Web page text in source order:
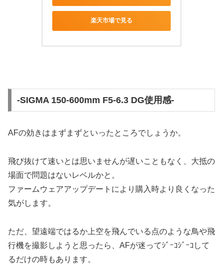
楽天市場で見る
-SIGMA 150-600mm F5-6.3 DG使用感-
AFの効きはまずまずといったところでしょうか。
飛び抜けて速いとは思いませんが遅いこともなく、大抵の
場面で問題はないレベルかと。
ファームウェアアップデートにより購入時より良くなった
気がします。
ただ、望遠端ではるか上空を飛んでいる点のような鳥や飛
行機を撮影しようと思ったら、AFが迷ってｼﾞｰｺｼﾞｰｺして
るだけの時もあります。